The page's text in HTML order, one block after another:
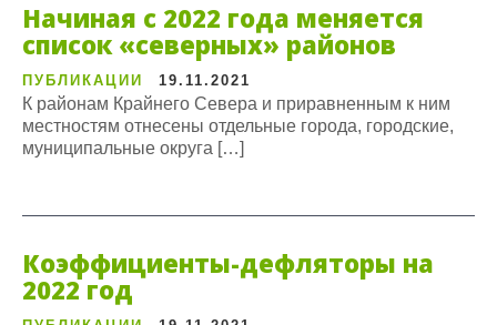
Начиная с 2022 года меняется
список «северных» районов
ПУБЛИКАЦИИ 19.11.2021
К районам Крайнего Севера и приравненным к ним
местностям отнесены отдельные города, городские,
муниципальные округа […]
Коэффициенты-дефляторы на
2022 год